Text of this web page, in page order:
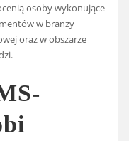
osoby wykonujące
w branży
oraz w obszarze